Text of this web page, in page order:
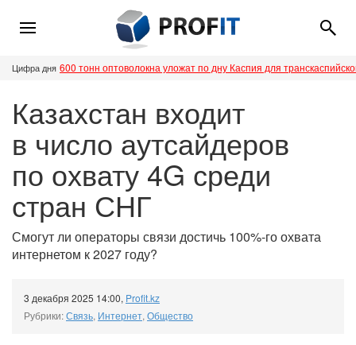
Цифра дня 600 тонн оптоволокна уложат по дну Каспия для
Казахстан входит
в число аутсайдеров
по охвату 4G среди
стран СНГ
Смогут ли операторы связи достичь 100%-го охвата
интернетом к 2027 году?
3 декабря 2025 14:00, Profit.kz
Рубрики:Связь, Интернет, Общество